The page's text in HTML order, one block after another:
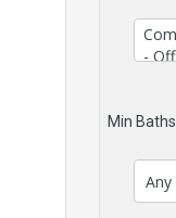
Min Baths